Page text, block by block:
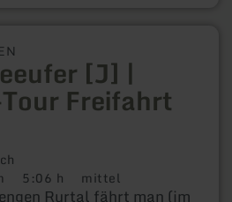
[J] |
Freifahrt
Dauer:
5:06 h Anforderung:
mittel
Rurtal fährt man (im